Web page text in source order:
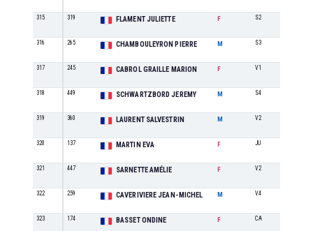
315 319 FLAMENT JULIETTE F S2
316 265 CHAMBOULEYRON PIERRE M S3
317 245 CABROL GRAILLE MARION F V1
318 449 SCHWARTZBORD JEREMY M S4
319 360 LAURENT SALVESTRIN M V2
320 137 MARTIN EVA F JU
321 447 SARNETTE AMÉLIE F V2
322 259 CAVERIVIERE JEAN-MICHEL M V4
323 174 BASSET ONDINE F CA